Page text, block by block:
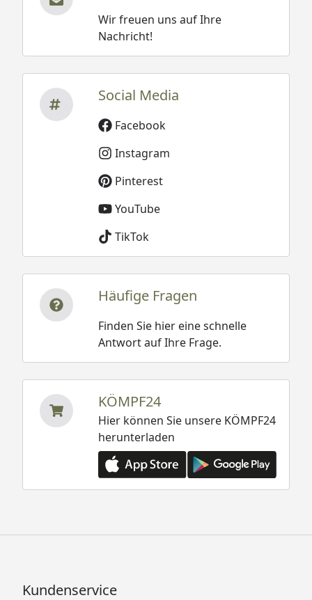
Wir freuen uns auf Ihre
Nachricht!
Social Media
Facebook
Instagram
Pinterest
YouTube
TikTok
Häufige Fragen
Finden Sie hier eine schnelle
Antwort auf Ihre Frage.
KÖMPF24
Hier können Sie unsere KÖMPF24
herunterladen
Kundenservice